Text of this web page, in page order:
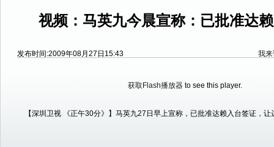
视频：马英九今晨宣称：已批准达
发布时间:2009年08月27日15:43 我
获取Flash播放器 to see this player.
【深圳卫视 《正午30分》】马英九27日早上宣称，已批准达赖入台签证，让